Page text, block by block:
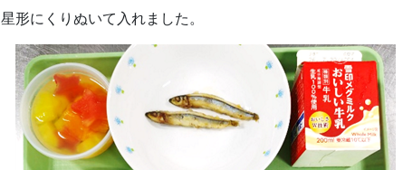
星形にくりぬいて入れました。